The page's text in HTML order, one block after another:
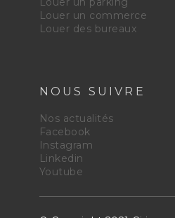
Louer un commerce
Louer des bureaux
NOUS SUIVRE
Nos actualités
Facebook
Instagram
Linkedin
Youtube